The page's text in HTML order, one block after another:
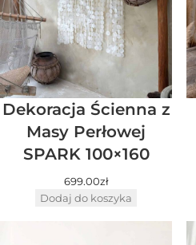
Dekoracja Ścienna z
Masy Perłowej
SPARK 100×160
699.00zł
Dodaj do koszyka